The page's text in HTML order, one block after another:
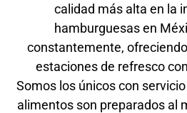
calidad más alta en la
hamburguesas en
constantemente,
estaciones de refresco
Somos los únicos con
alimentos son preparados al